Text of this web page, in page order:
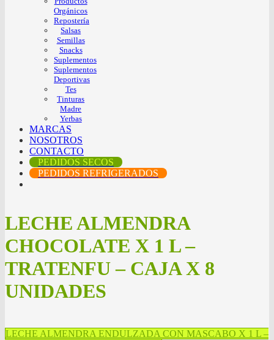
Orgánicos
Repostería
Salsas
Semillas
Snacks
Suplementos
Suplementos
Deportivas
Tes
Tinturas
Madre
Yerbas
MARCAS
NOSOTROS
CONTACTO
PEDIDOS SECOS
PEDIDOS REFRIGERADOS
LECHE ALMENDRA
CHOCOLATE X 1 L –
TRATENFU – CAJA X 8
UNIDADES
LECHE ALMENDRA ENDULZADA CON MASCABO X 1 L –